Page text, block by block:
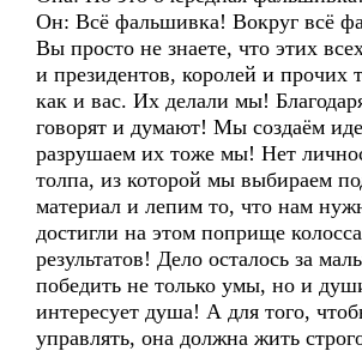
Он: Всё фальшивка! Вокруг всё
Вы просто не знаете, что этих
и президентов, королей и прочих
как и вас. Их делали мы!
говорят и думают! Мы создаём
разрушаем их тоже мы! Нет
толпа, из которой мы выбираем
материал и лепим то, что нам
достигли на этом поприще
результатов! Дело осталось за
победить не только умы, но и
интересует душа! А для того,
управлять, она должна жить